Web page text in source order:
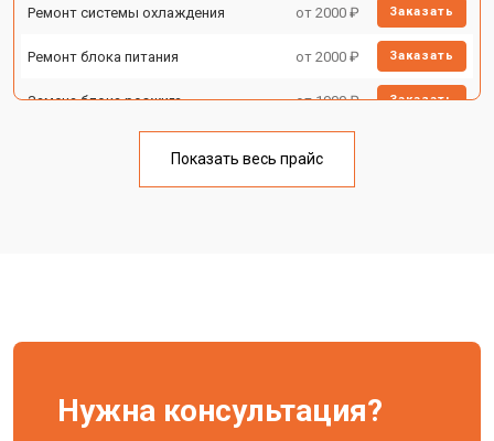
Ремонт системы охлаждения от 2000 ₽ Заказать
Ремонт блока питания от 2000 ₽ Заказать
Замена блока розжига от 1900 ₽ Заказать
Показать весь прайс
Нужна консультация?